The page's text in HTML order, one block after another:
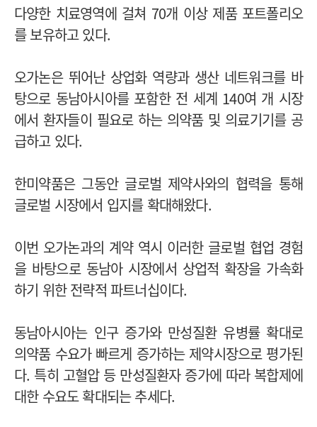
다양한 치료영역에 걸쳐 70개 이상 제품 포트폴리오
를 보유하고 있다.
오가논은 뛰어난 상업화 역량과 생산 네트워크를 바
탕으로 동남아시아를 포함한 전 세계 140여 개 시장
에서 환자들이 필요로 하는 의약품 및 의료기기를 공
급하고 있다.
한미약품은 그동안 글로벌 제약사와의 협력을 통해
글로벌 시장에서 입지를 확대해왔다.
이번 오가논과의 계약 역시 이러한 글로벌 협업 경험
을 바탕으로 동남아 시장에서 상업적 확장을 가속화
하기 위한 전략적 파트너십이다.
동남아시아는 인구 증가와 만성질환 유병률 확대로
의약품 수요가 빠르게 증가하는 제약시장으로 평가된
다. 특히 고혈압 등 만성질환자 증가에 따라 복합제에
대한 수요도 확대되는 추세다.